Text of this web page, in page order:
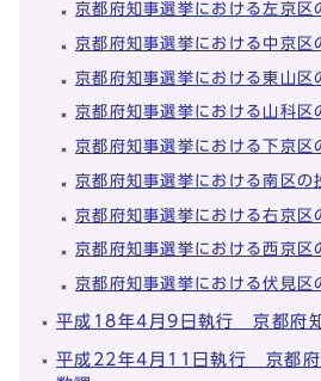
京都府知事選挙における左京区
京都府知事選挙における中京区
京都府知事選挙における東山区
京都府知事選挙における山科区
京都府知事選挙における下京区
京都府知事選挙における南区の
京都府知事選挙における右京区
京都府知事選挙における西京区
京都府知事選挙における伏見区
平成18年4月9日執行 京都府
平成22年4月11日執行 京都